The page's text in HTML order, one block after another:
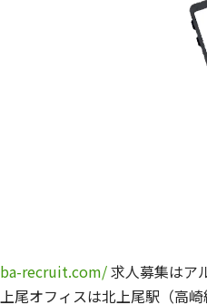
recruit.com/求人募集はア
尾オフィスは北上尾駅（高